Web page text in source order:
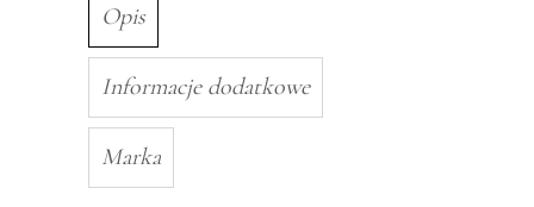
Opis
Informacje dodatkowe
Marka